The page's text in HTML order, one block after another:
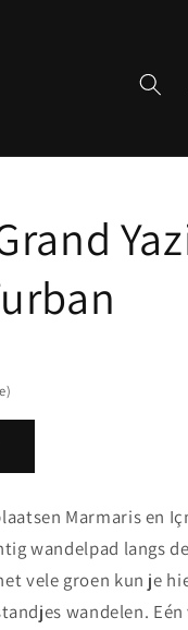
Marmaris en
wandelpad langs
vele groen kun je
wandelen. Eén